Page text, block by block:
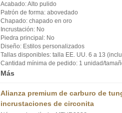
Acabado: Alto pulido
Patrón de forma: abovedado
Chapado: chapado en oro
Incrustación: No
Piedra principal: No
Diseño: Estilos personalizados
Tallas disponibles: talla EE. UU. 6 a 13
Cantidad mínima de pedido: 1 unidad/
Más
Alianza premium de carburo de
incrustaciones de circonita